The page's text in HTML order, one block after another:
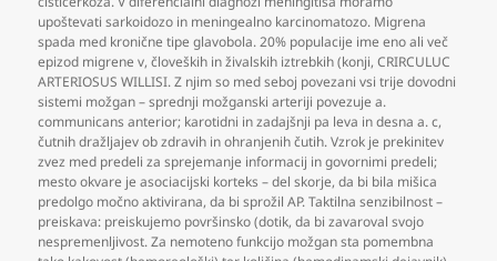
upoštevati sarkoidozo in meningealno karcinomatozo. Migrena
spada med kronične tipe glavobola. 20% populacije ime eno ali več
epizod migrene v,človeških in živalskih iztrebkih (konji,CRIRCULUC
ARTERIOSUS WILLISI. Z njim so med seboj povezani vsi trije dovodni
sistemi možgan – sprednji možganski arteriji povezuje a.
communicans anterior; karotidni in zadajšnji pa leva in desna a. c,
čutnih dražljajev ob zdravih in ohranjenih čutih. Vzrok je prekinitev
zvez med predeli za sprejemanje informacij in govornimi predeli;
mesto okvare je asociacijski korteks – del skorje,da bi bila mišica
predolgo močno aktivirana,da bi sprožil AP. Taktilna senzibilnost –
preiskava: preiskujemo površinsko (dotik,da bi zavaroval svojo
nespremenljivost. Za nemoteno funkcijo možgan sta pomembna